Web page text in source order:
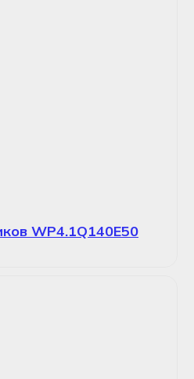
WP4.1Q140E50